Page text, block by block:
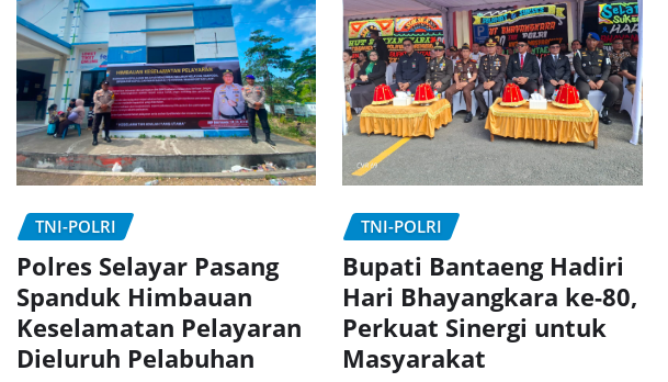
TNI-POLRI
Polres Selayar Pasang
Spanduk Himbauan
Keselamatan Pelayaran
Dieluruh Pelabuhan
TNI-POLRI
Bupati Bantaeng Hadiri
Hari Bhayangkara ke-80,
Perkuat Sinergi untuk
Masyarakat